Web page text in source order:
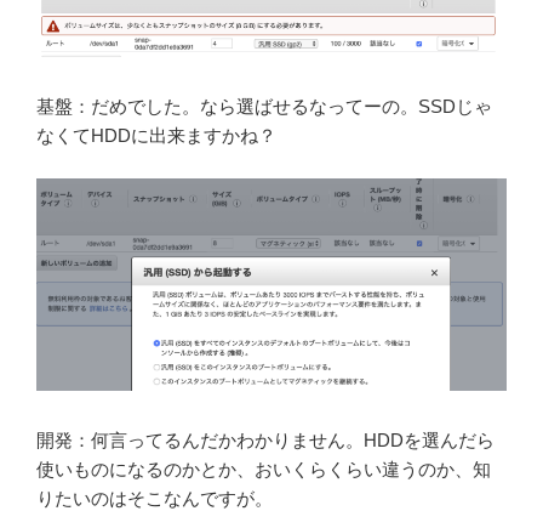
基盤：だめでした。なら選ばせるなってーの。SSDじゃ
なくてHDDに出来ますかね？
開発：何言ってるんだかわかりません。HDDを選んだら
使いものになるのかとか、おいくらくらい違うのか、知
りたいのはそこなんですが。